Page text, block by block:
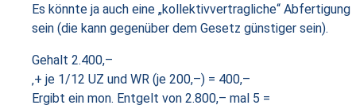
Es könnte ja auch eine „kollektivvertragliche“ Abfertigung
sein (die kann gegenüber dem Gesetz günstiger sein).
Gehalt 2.400,–
‚+ je 1/12 UZ und WR (je 200,–) = 400,–
Ergibt ein mon. Entgelt von 2.800,– mal 5 =